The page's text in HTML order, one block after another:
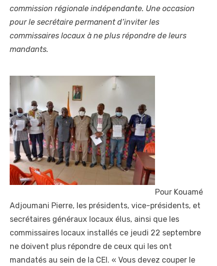
commission régionale indépendante. Une occasion
pour le secrétaire permanent d’inviter les
commissaires locaux à ne plus répondre de leurs
mandants.
Pour Kouamé
Adjoumani Pierre, les présidents, vice-présidents, et
secrétaires généraux locaux élus, ainsi que les
commissaires locaux installés ce jeudi 22 septembre
ne doivent plus répondre de ceux qui les ont
mandatés au sein de la CEI. « Vous devez couper le